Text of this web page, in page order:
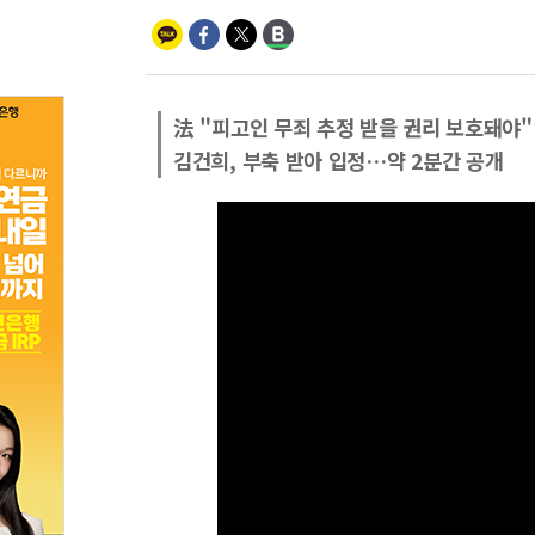
法 "피고인 무죄 추정 받을 권리 보호돼야"
김건희, 부축 받아 입정…약 2분간 공개